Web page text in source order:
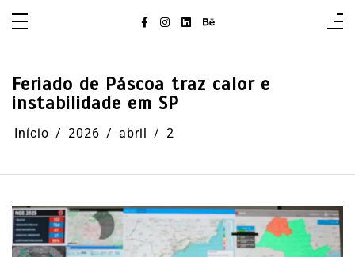
Feriado de Páscoa traz calor e
instabilidade em SP
Início 2026 abril 2